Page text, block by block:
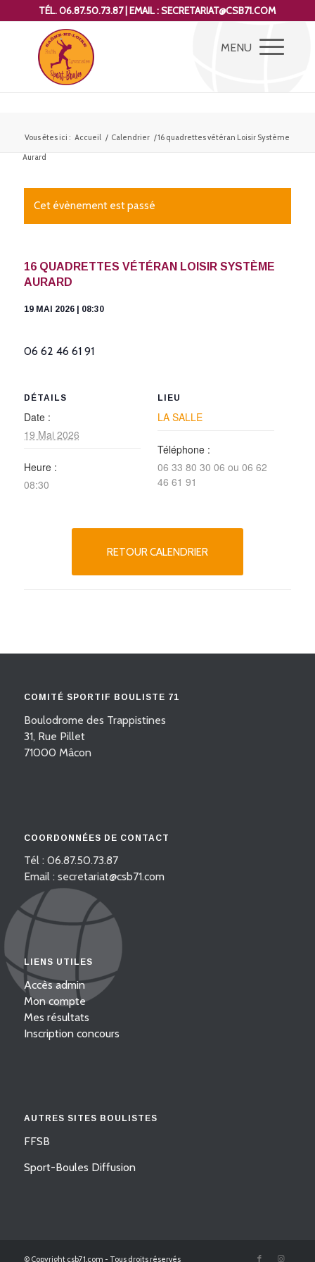
TÉL. 06.87.50.73.87 | EMAIL : SECRETARIAT@CSB71.COM
Vous êtes ici : Accueil / Calendrier /16 quadrettes vétéran Loisir Système
Aurard
Cet évènement est passé
16 QUADRETTES VÉTÉRAN LOISIR SYSTÈME
AURARD
19 MAI 2026 | 08:30
06 62 46 61 91
DÉTAILS
Date :
19 Mai 2026
Heure :
08:30
LIEU
LA SALLE
Téléphone :
06 33 80 30 06 ou 06 62
46 61 91
RETOUR CALENDRIER
COMITÉ SPORTIF BOULISTE 71
Boulodrome des Trappistines
31, Rue Pillet
71000 Mâcon
COORDONNÉES DE CONTACT
Tél : 06.87.50.73.87
Email : secretariat@csb71.com
LIENS UTILES
Accès admin
Mon compte
Mes résultats
Inscription concours
AUTRES SITES BOULISTES
FFSB
Sport-Boules Diffusion
© Copyright csb71.com - Tous droits réservés